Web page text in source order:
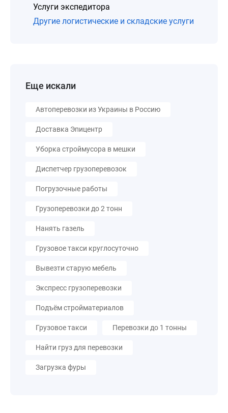
Услуги экспедитора
Другие логистические и складские услуги
Еще искали
Автоперевозки из Украины в Россию
Доставка Эпицентр
Уборка строймусора в мешки
Диспетчер грузоперевозок
Погрузочные работы
Грузоперевозки до 2 тонн
Нанять газель
Грузовое такси круглосуточно
Вывезти старую мебель
Экспресс грузоперевозки
Подъём стройматериалов
Грузовое такси Перевозки до 1 тонны
Найти груз для перевозки
Загрузка фуры